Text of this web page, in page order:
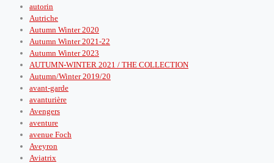
autorin
Autriche
Autumn Winter 2020
Autumn Winter 2021-22
Autumn Winter 2023
AUTUMN-WINTER 2021 / THE COLLECTION
Autumn/Winter 2019/20
avant-garde
avanturière
Avengers
aventure
avenue Foch
Aveyron
Aviatrix